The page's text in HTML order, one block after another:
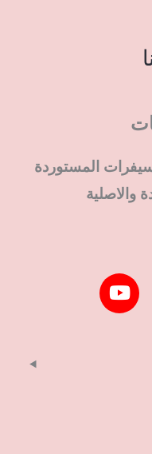
المستوردة
والاصلية